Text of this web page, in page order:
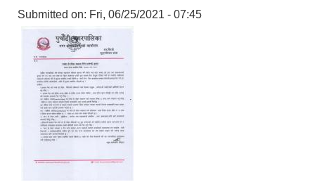
Submitted on: Fri, 06/25/2021 - 07:45